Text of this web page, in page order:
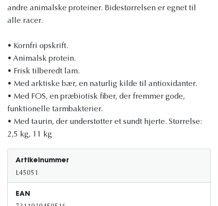
andre animalske proteiner. Bidestørrelsen er egnet til
alle racer.
• Kornfri opskrift.
• Animalsk protein.
• Frisk tilberedt lam.
• Med arktiske bær, en naturlig kilde til antioxidanter.
• Med FOS, en præbiotisk fiber, der fremmer gode,
funktionelle tarmbakterier.
• Med taurin, der understøtter et sundt hjerte. Størrelse:
2,5 kg, 11 kg
Artikelnummer
L45051
EAN